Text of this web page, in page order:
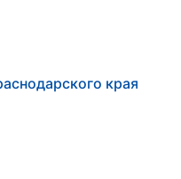
края